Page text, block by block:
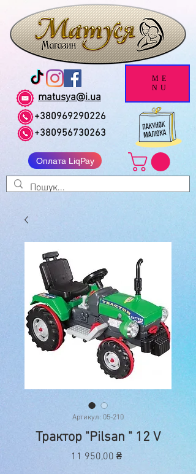
matusya@i.ua
+380969290226
+380956730263
Оплата LiqPay
ME
NU
Артикул: 05-210
Трактор "Pilsan " 12 V
11 950,00 ₴Ціна